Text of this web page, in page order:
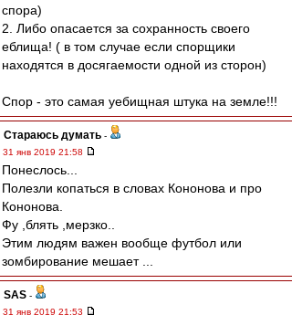
спора)
2. Либо опасается за сохранность своего
еблища! ( в том случае если спорщики
находятся в досягаемости одной из сторон)
Спор - это самая уебищная штука на земле!!!
Стараюсь думать -
31 янв 2019 21:58
Понеслось...
Полезли копаться в словах Кононова и про
Кононова.
Фу ,блять ,мерзко..
Этим людям важен вообще футбол или
зомбирование мешает ...
SAS -
31 янв 2019 21:53